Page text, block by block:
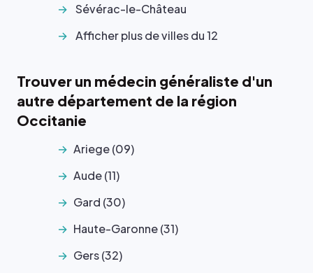
Sévérac-le-Château
Afficher plus de villes du 12
Trouver un médecin généraliste d'un
autre département de la région
Occitanie
Ariege (09)
Aude (11)
Gard (30)
Haute-Garonne (31)
Gers (32)